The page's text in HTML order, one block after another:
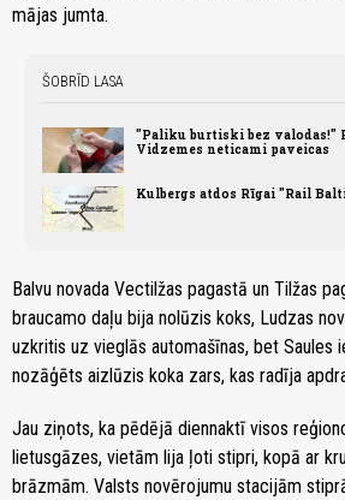
mājas jumta.
ŠOBRĪD LASA
"Paliku burtiski bez valodas!"
Vidzemes neticami paveicas
Kulbergs atdos Rīgai "Rail
Balvu novada Vectilžas pagastā un Tilžas
braucamo daļu bija nolūzis koks, Ludzas
uzkritis uz vieglās automašīnas, bet Saules
nozāģēts aizlūzis koka zars, kas radīja
Jau ziņots, ka pēdējā diennaktī visos
lietusgāzes, vietām lija ļoti stipri, kopā ar
brāzmām. Valsts novērojumu stacijām